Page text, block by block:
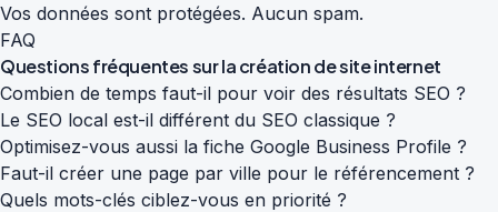
Vos données sont protégées. Aucun spam.
FAQ
Questions fréquentes sur lacréation de site internet
Combien de temps faut-il pour voir des résultats SEO ?
Le SEO local est-il différent du SEO classique ?
Optimisez-vous aussi la fiche Google Business Profile ?
Faut-il créer une page par ville pour le référencement ?
Quels mots-clés ciblez-vous en priorité ?